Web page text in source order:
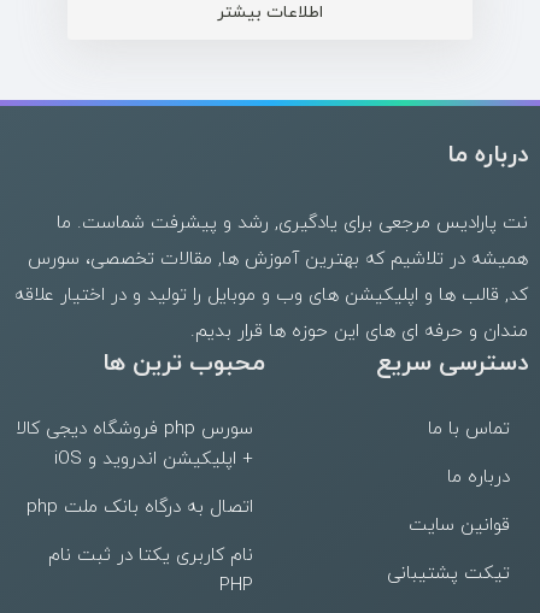
اطلاعات بیشتر
درباره ما
نت پارادیس مرجعی برای یادگیری, رشد و پیشرفت شماست. ما
همیشه در تلاشیم که بهترینآموزش ها, مقالات تخصصی، سورس
کد, قالب ها و اپلیکیشن های وب و موبایل را تولید و در اختیار علاقه
مندان و حرفه ای های این حوزه ها قرار بدیم.
دسترسی سریع
تماس با ما
درباره ما
قوانین سایت
تیکت پشتیبانی
محبوب ترین ها
سورس php فروشگاه دیجی کالا
+ اپلیکیشن اندروید و iOS
اتصال به درگاه بانک ملت php
نام کاربری یکتا در ثبت نام
PHP